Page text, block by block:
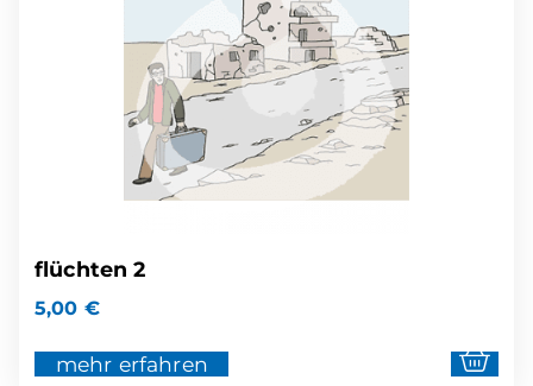
flüchten 2
5,00 €
mehr erfahren